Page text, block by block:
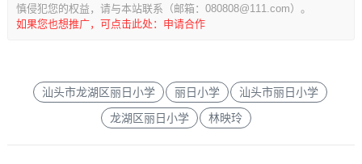
慎侵犯您的权益，请与本站联系（邮箱：080808@111.com）。
如果您也想推广，可点击此处：申请合作
汕头市龙湖区丽日小学 丽日小学
汕头市丽日小学
龙湖区丽日小学
林映玲